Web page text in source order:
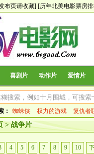
布页请收藏] [历年北美电影票房
喜剧片 动作片 爱情片
： 蜘蛛侠 权力的游戏 复仇者
斯
>战争片
4 5 6 7 8 9 10